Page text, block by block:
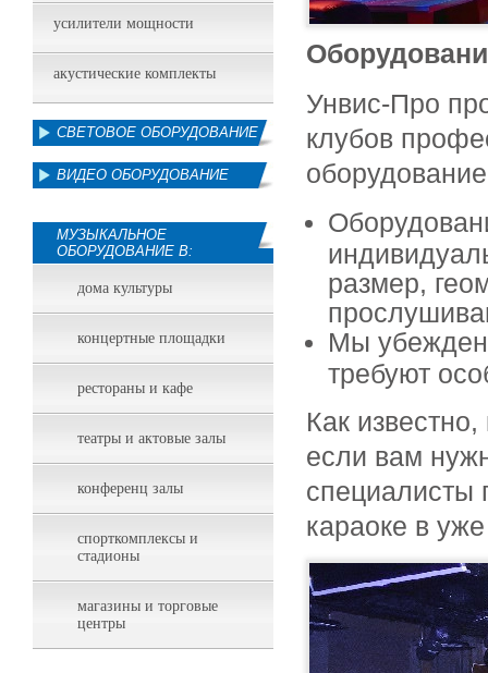
усилители мощности
акустические комплекты
СВЕТОВОЕ ОБОРУДОВАНИЕ
ВИДЕО ОБОРУДОВАНИЕ
МУЗЫКАЛЬНОЕ
ОБОРУДОВАНИЕ В:
дома культуры
концертные площадки
рестораны и кафе
театры и актовые залы
конференц залы
спорткомплексы и
стадионы
магазины и торговые
центры
Унвис-Про
клубов
размер,
Мы
требуют
Как
если вам
специалисты
караоке в